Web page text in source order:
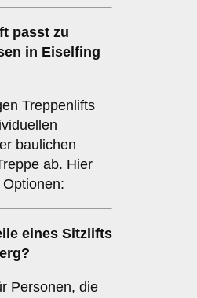
passt zu
in Eiselfing
Treppenlifts
baulichen
ab. Hier
eines Sitzlifts
Personen, die